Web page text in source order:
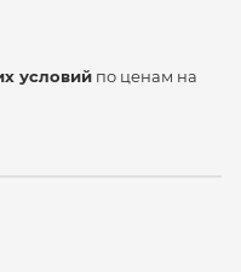
условий по ценам на